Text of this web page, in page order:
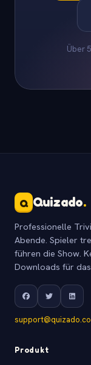
Über
Q Quizado.
Professionelle
Abende. Spieler
führen die Show.
Downloads für
Produkt